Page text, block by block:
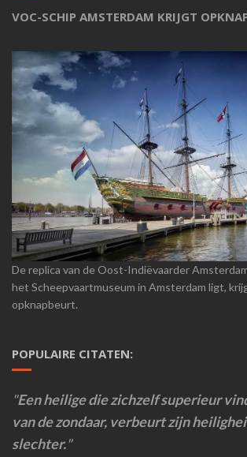
VOC-SCHIP AMSTERDAM KRIJGT
De replica van de Oost-Indiëvaarder
het Scheepvaartmuseum in Amsterdam ligt,
opknapbeurt.
POPULAIRE CITATEN:
Een heilige die zichzelf superieur
van de zondaar, verbeurt zijn
slechter.